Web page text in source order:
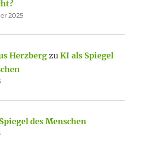
2025
HerzbergzuKI als Spiegel
des Menschen